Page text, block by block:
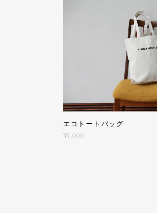
エコトートバッグ
¥1,000